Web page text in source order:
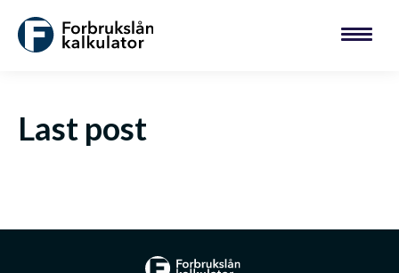
Last post